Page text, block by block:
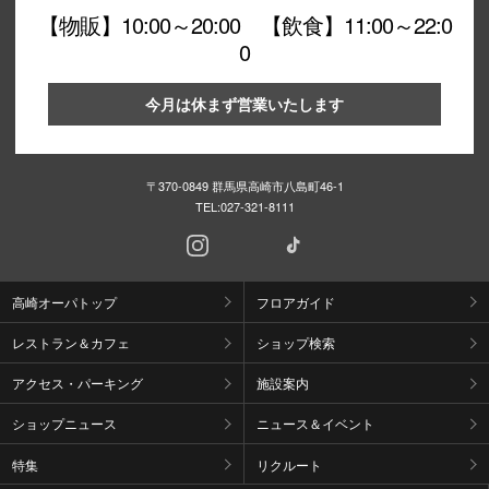
【物販】10:00～20:00 【飲食】11:00～22:0
0
今月は休まず営業いたします
〒370-0849 群馬県高崎市八島町46-1
TEL:027-321-8111
高崎オーパトップ フロアガイド
レストラン＆カフェ ショップ検索
アクセス・パーキング 施設案内
ショップニュース ニュース＆イベント
特集 リクルート